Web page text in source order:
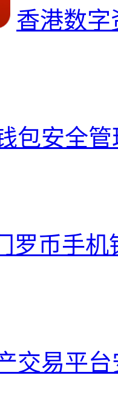
香港数
包安全
罗币手机
交易平